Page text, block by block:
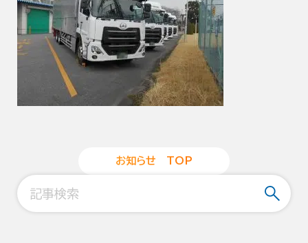
お知 らせ TO P